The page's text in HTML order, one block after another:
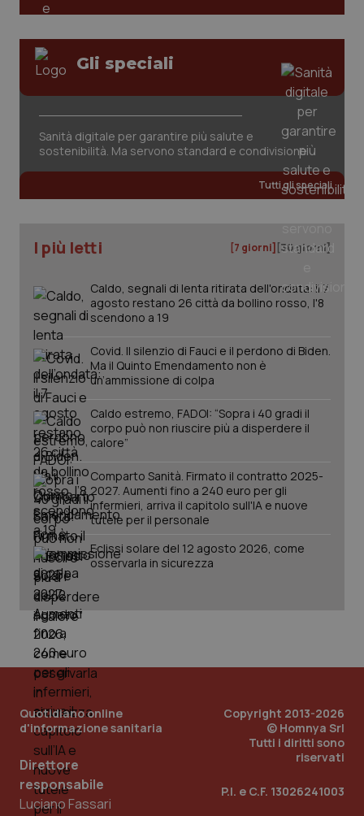
Gli speciali
Sanità digitale per garantire più salute e
sostenibilità. Ma servono standard e condivisione
Tutti gli speciali
I più letti [7 giorni] [30 giorni]
Caldo, segnali di lenta ritirata dell'ondata: il 7
agosto restano 26 città da bollino rosso, l'8
scendono a 19
Covid. Il silenzio di Fauci e il perdono di Biden.
Ma il Quinto Emendamento non è
un’ammissione di colpa
Caldo estremo, FADOI: “Sopra i 40 gradi il
corpo può non riuscire più a disperdere il
calore”
Comparto Sanità. Firmato il contratto 2025-
2027. Aumenti fino a 240 euro per gli
infermieri, arriva il capitolo sull'IA e nuove
tutele per il personale
Eclissi solare del 12 agosto 2026, come
osservarla in sicurezza
Quotidiano online
d'informazione sanitaria
Direttore
responsabile
Luciano Fassari
Copyright 2013-2026
© Homnya Srl
Tutti i diritti sono
riservati
P.I. e C.F. 13026241003
.quotidianosanita.it
mese
PHPSESSID
PHP.net
www.quotidianosanita.it
_ga_KM60CM4NPH .quotidianosanita.it
1
mese